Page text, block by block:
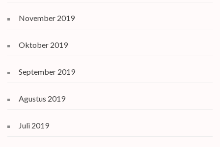
November 2019
Oktober 2019
September 2019
Agustus 2019
Juli 2019